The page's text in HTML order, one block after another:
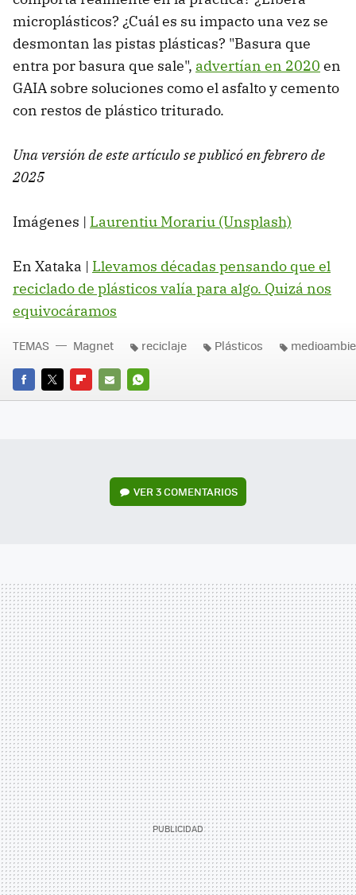
microplásticos? ¿Cuál es su impacto una vez se
desmontan las pistas plásticas? "Basura que
entra por basura que sale", advertían en 2020 en
GAIA sobre soluciones como el asfalto y cemento
con restos de plástico triturado.
Una versión de este artículo se publicó en febrero de
2025
Imágenes | Laurentiu Morariu (Unsplash)
En Xataka | Llevamos décadas pensando que el
reciclado de plásticos valía para algo. Quizá nos
equivocáramos
FACEBOOK
TWITTERFLIPBOARD
E-
WHATSAPP
TEMAS Magnet reciclaje Plásticos
VER3 COMENTARIOS